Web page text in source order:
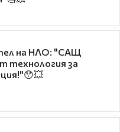
на НЛО: "САЩ
технология за